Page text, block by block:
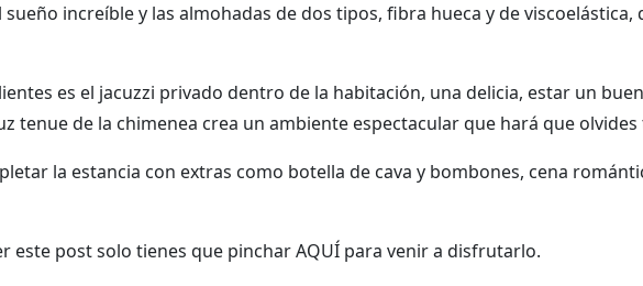
sueño increíble y las almohadas de dos tipos, fibra hueca y de
es el jacuzzi privado dentro de la habitación, una delicia, estar un
tenue de la chimenea crea un ambiente espectacular que hará que
la estancia con extras como botella de cava y bombones, cena
este post solo tienes que pincharAQUÍ para venir a disfrutarlo.